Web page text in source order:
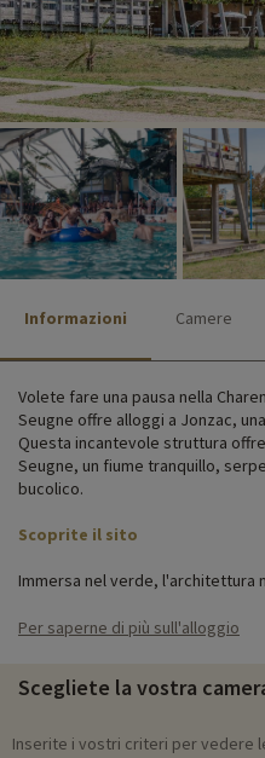
Informazioni Camere
Volete fare una pausa nella
Seugne offre alloggi a Jonzac,
Questa incantevole struttura
Seugne, un fiume tranquillo,
bucolico.
Scoprite il sito
Immersa nel verde, l'architettura
naturale circostante.
In loco troverete una serie di
soggiorno il più semplice
Per saperne di più sull'alloggio
Scegliete la vostra
Inserite i vostri criteri per vedere